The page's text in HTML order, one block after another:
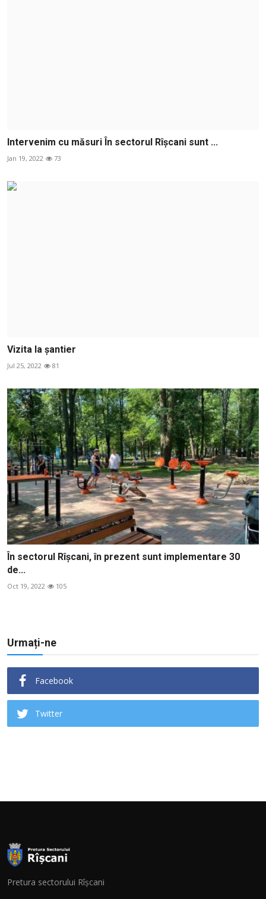
Intervenim cu măsuri În sectorul Rîșcani sunt ...
Jan 19, 2022 73
Vizita la șantier
Jul 25, 2022 81
În sectorul Rîșcani, în prezent sunt implementare 30
de...
Oct 19, 2022 105
Urmați-ne
Facebook
Twitter
Pretura sectorului Rîșcani